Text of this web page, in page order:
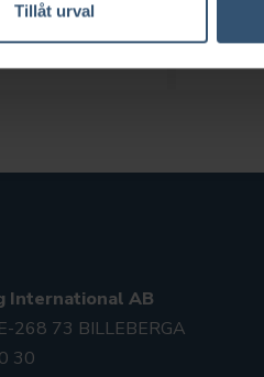
Tillåt urval
International AB
268 73 BILLEBERGA
30